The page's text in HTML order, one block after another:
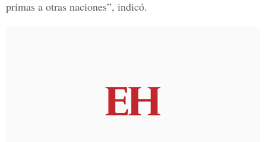
primas a otras naciones”, indicó.